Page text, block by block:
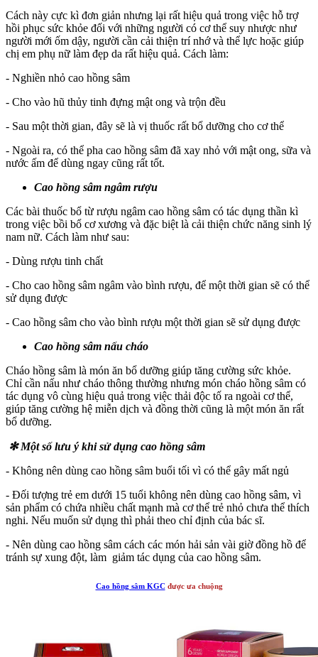
Cách này cực kì đơn giản nhưng lại rất hiệu quả trong việc hỗ trợ
hồi phục sức khỏe đối với những người có cơ thể suy nhược như
người mới ốm dậy, người cần cải thiện trí nhớ và thể lực hoặc giúp
chị em phụ nữ làm đẹp da rất hiệu quả. Cách làm:
- Nghiền nhỏ cao hồng sâm
- Cho vào hũ thủy tinh đựng mật ong và trộn đều
- Sau một thời gian, đây sẽ là vị thuốc rất bổ dưỡng cho cơ thể
- Ngoài ra, có thể pha cao hồng sâm đã xay nhỏ với mật ong, sữa và
nước ấm để dùng ngay cũng rất tốt.
Cao hồng sâm ngâm rượu
Các bài thuốc bổ từ rượu ngâm cao hồng sâm có tác dụng thần kì
trong việc bồi bổ cơ xương và đặc biệt là cải thiện chức năng sinh lý
nam nữ. Cách làm như sau:
- Dùng rượu tinh chất
- Cho cao hồng sâm ngâm vào bình rượu, để một thời gian sẽ có thể
sử dụng được
- Cao hồng sâm cho vào bình rượu một thời gian sẽ sử dụng được
Cao hồng sâm nấu cháo
Cháo hồng sâm là món ăn bổ dưỡng giúp tăng cường sức khỏe.
Chỉ cần nấu như cháo thông thường nhưng món cháo hồng sâm có
tác dụng vô cùng hiệu quả trong việc thải độc tố ra ngoài cơ thể,
giúp tăng cường hệ miễn dịch và đồng thời cũng là một món ăn rất
bổ dưỡng.
✻Một số lưu ý khi sử dụng cao hồng sâm
- Không nên dùng cao hồng sâm buổi tối vì có thể gây mất ngủ
- Đối tượng trẻ em dưới 15 tuổi không nên dùng cao hồng sâm, vì
sản phẩm có chứa nhiều chất mạnh mà cơ thể trẻ nhỏ chưa thể thích
nghi. Nếu muốn sử dụng thì phải theo chỉ định của bác sĩ.
- Nên dùng cao hồng sâm cách các món hải sản vài giờ đồng hồ để
tránh sự xung đột, làm giảm tác dụng của cao hồng sâm.
Cao hồng sâm KGC được ưa chuộng